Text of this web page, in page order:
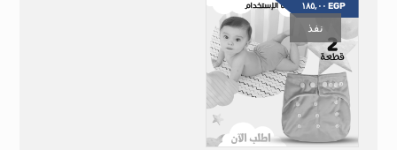
EGP
نفذ